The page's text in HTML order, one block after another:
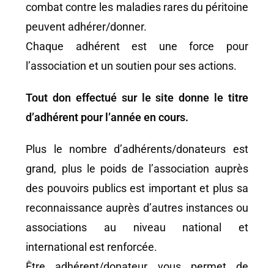
combat contre les maladies rares du péritoine
peuvent adhérer/donner.
Chaque adhérent est une force pour
l’association et un soutien pour ses actions.
Tout don effectué sur le site donne le titre
d’adhérent pour l’année en cours.
Plus le nombre d’adhérents/donateurs est
grand, plus le poids de l’association auprès
des pouvoirs publics est important et plus sa
reconnaissance auprès d’autres instances ou
associations au niveau national et
international est renforcée.